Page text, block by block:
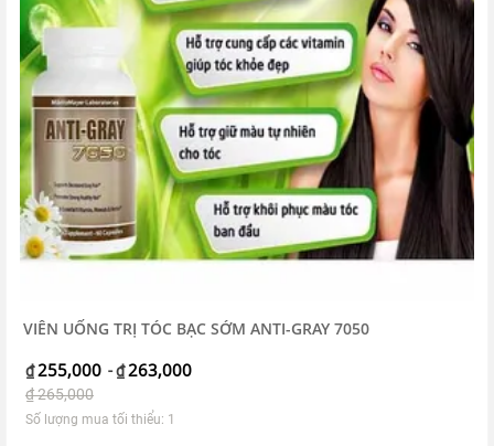
VIÊN UỐNG TRỊ TÓC BẠC SỚM ANTI-GRAY 7050
₫255,000 -₫263,000
₫265,000
Số lượng mua tối thiểu: 1